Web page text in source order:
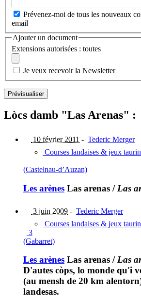
Prévenez-moi de tous les nouveaux
email
Ajouter un document
Extensions autorisées : toutes
Je veux recevoir la Newsletter
Lòcs damb "Las Arenas" :
10 février 2011 - Tederic Merger
Courses landaises & jeux
(Castelnau-d’Auzan)
Les arènes Las arenas / Las
3 juin 2009 - Tederic Merger
Courses landaises & jeux
| 3
(Gabarret)
Les arènes Las arenas /Las
D'autes còps, lo monde qu'i
(au mensh de 20 km
landesas.